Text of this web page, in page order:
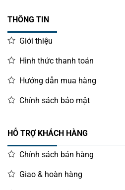
THÔNG TIN
Giới thiệu
Hình thức thanh toán
Hướng dẫn mua hàng
Chính sách bảo mật
HỖ TRỢ KHÁCH HÀNG
Chính sách bán hàng
Giao & hoàn hàng